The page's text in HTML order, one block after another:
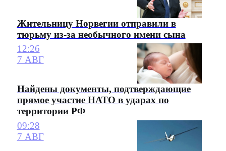
Жительницу Норвегии отправили в
тюрьму из-за необычного имени сына
12:26
7 АВГ
Найдены документы, подтверждающие
прямое участие НАТО в ударах по
территории РФ
09:28
7 АВГ